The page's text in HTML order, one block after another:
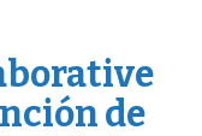
de